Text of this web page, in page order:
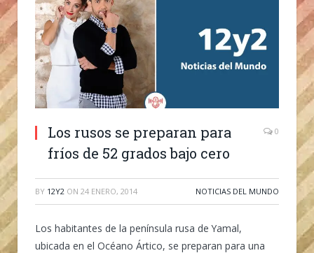
Los rusos se preparan para
fríos de 52 grados bajo cero
0
BY 12Y2 ON 24 ENERO, 2014 NOTICIAS DEL MUNDO
Los habitantes de la península rusa de Yamal,
ubicada en el Océano Ártico, se preparan para una